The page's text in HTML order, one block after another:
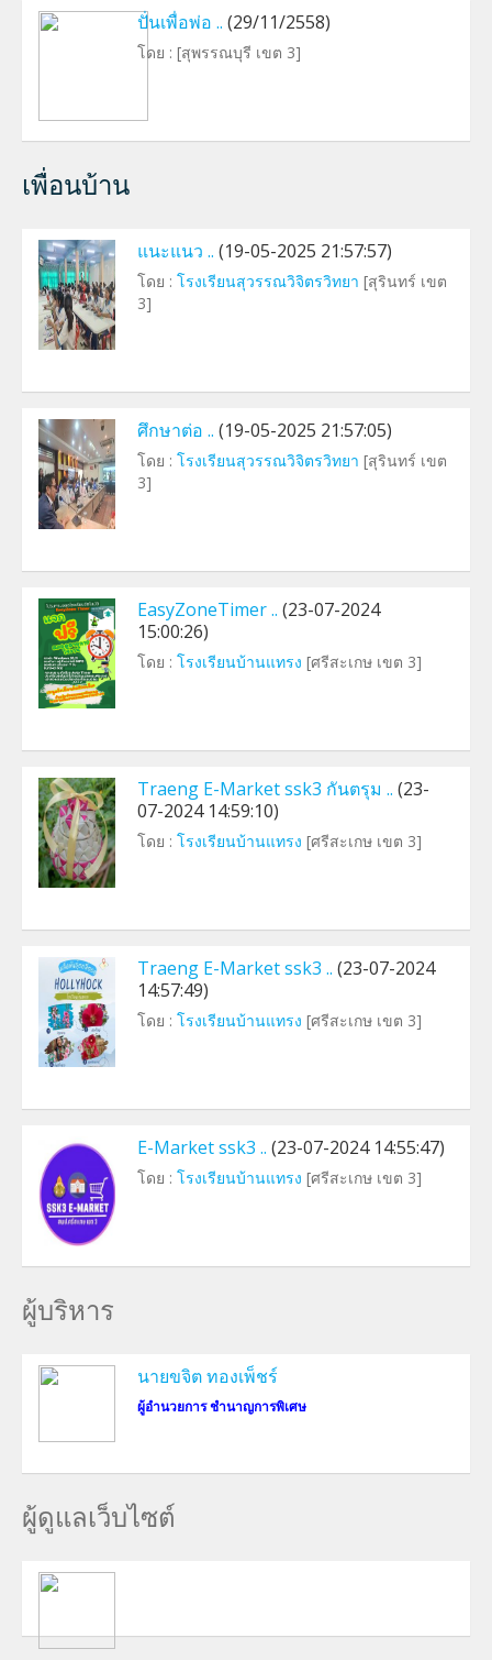
ปั่นเพื่อพ่อ .. (29/11/2558)
โดย : [สุพรรณบุรี เขต 3]
เพื่อนบ้าน
แนะแนว .. (19-05-2025 21:57:57)
โดย : โรงเรียนสุวรรณวิจิตรวิทยา [สุรินทร์ เขต
3]
ศึกษาต่อ .. (19-05-2025 21:57:05)
โดย : โรงเรียนสุวรรณวิจิตรวิทยา [สุรินทร์ เขต
3]
EasyZoneTimer .. (23-07-2024
15:00:26)
โดย : โรงเรียนบ้านแทรง [ศรีสะเกษ เขต 3]
Traeng E-Market ssk3 กันตรุม .. (23-
07-2024 14:59:10)
โดย : โรงเรียนบ้านแทรง [ศรีสะเกษ เขต 3]
Traeng E-Market ssk3 .. (23-07-2024
14:57:49)
โดย : โรงเรียนบ้านแทรง [ศรีสะเกษ เขต 3]
E-Market ssk3 .. (23-07-2024 14:55:47)
โดย : โรงเรียนบ้านแทรง [ศรีสะเกษ เขต 3]
ผู้บริหาร
นายขจิต ทองเพ็ชร์
ผู้อำนวยการ ชำนาญการพิเศษ
ผู้ดูแลเว็บไซต์